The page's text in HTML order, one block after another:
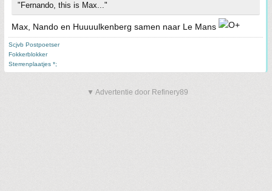
"Fernando, this is Max..."
Max, Nando en Huuuulkenberg samen naar Le Mans
Scjvb Postpoetser
Fokkerblokker
Sterrenplaatjes *;
▼ Advertentie door Refinery89